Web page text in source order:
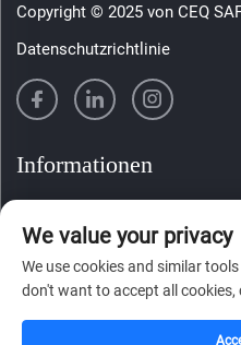
Copyright © 2025 von CEQ
Datenschutzrichtlinie
Informationen
We value your privacy
We use cookies and similar
don't want to accept all cookies,